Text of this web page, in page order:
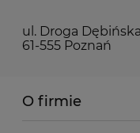
ul. Droga
61-555 Poznań
O firmie